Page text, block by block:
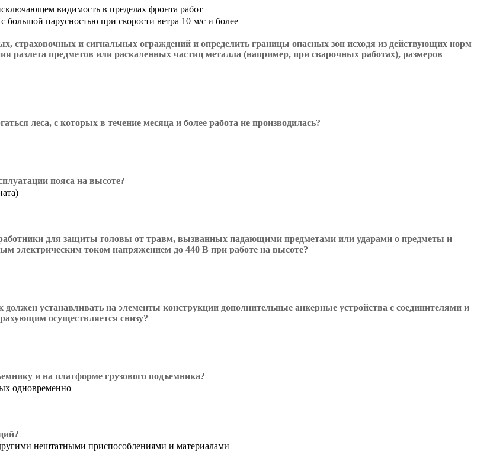
видимость в пределах фронта работ
парусностью при скорости ветра 10 м/с и более
страховочных и сигнальных ограждений и определить границы опасных зон исходя из действующих норм
разлета предметов или раскаленных частиц металла (например, при сварочных работах), размеров
леса, с которых в течение месяца и более работа не производилась?
пояса на высоте?
для защиты головы от травм, вызванных падающими предметами или ударами о предметы и
электрическим током напряжением до 440 В при работе на высоте?
устанавливать на элементы конструкции дополнительные анкерные устройства с соединителями и
осуществляется снизу?
и на платформе грузового подъемника?
одновременно
нештатными приспособлениями и материалами